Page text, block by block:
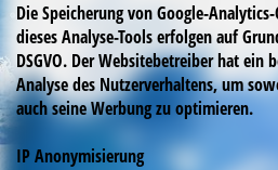
Die Speicherung von Google-
dieses Analyse-Tools erfolgen auf
DSGVO. Der Websitebetreiber hat ein
Analyse des Nutzerverhaltens, um
auch seine Werbung zu optimieren.
IP Anonymisierung